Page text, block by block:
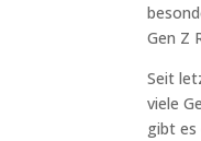
Gen Z
Seit
viele
gibt es